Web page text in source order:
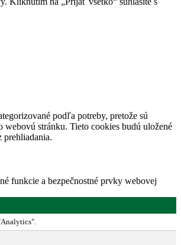
podľa potreby, pretože sú
stránku. Tieto cookies budú uložené
prehliadania.
funkcie a bezpečnostné prvky webovej